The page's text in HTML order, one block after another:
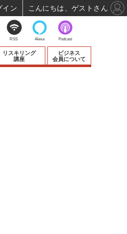
リスキリング
講座
ビジネス
会員について
RSS Alexa Podcast
イン こんにちは、ゲストさん